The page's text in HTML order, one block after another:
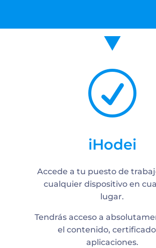
R
iHodei
Accede a tu puesto de
cualquier dispositivo en
lugar.
Tendrás acceso a
el contenido,
aplicaciones.